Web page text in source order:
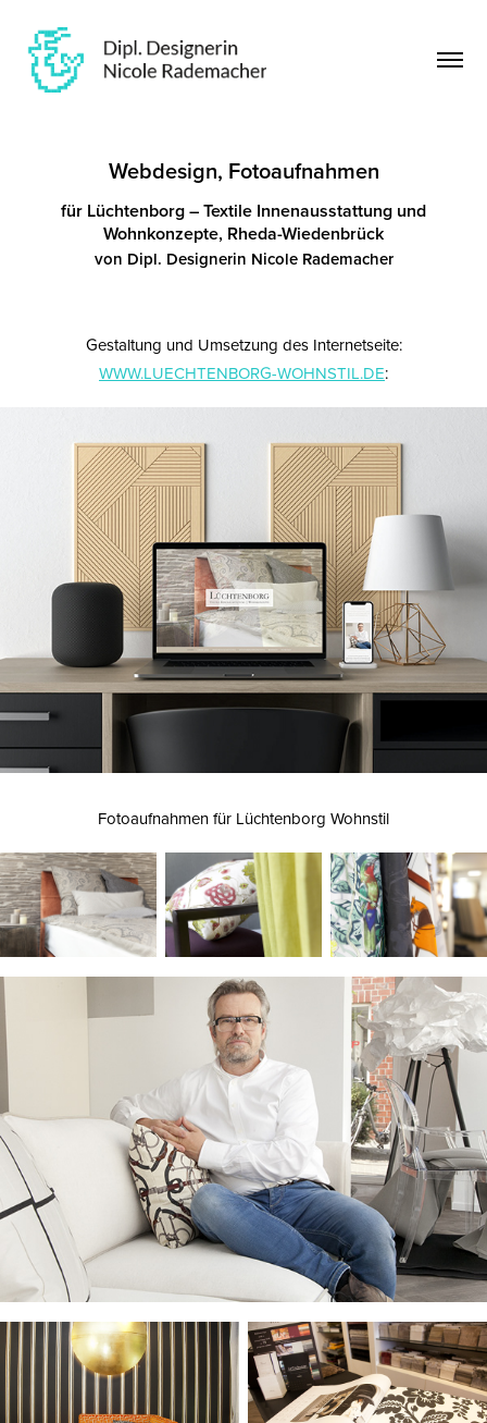
Webdesign, Fotoaufnahmen
für Lüchtenborg – Textile Innenausstattung und
Wohnkonzepte, Rheda-Wiedenbrück
von Dipl. Designerin Nicole Rademacher
Gestaltung und Umsetzung des Internetseite:
WWW.LUECHTENBORG-WOHNSTIL.DE:
Fotoaufnahmen für Lüchtenborg Wohnstil